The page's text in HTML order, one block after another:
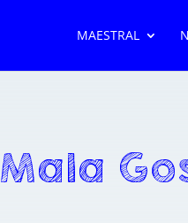
MAESTRAL
Mala